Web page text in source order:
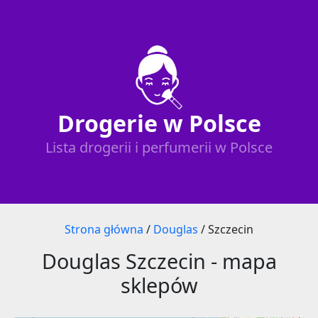
Drogerie w Polsce
Lista drogerii i perfumerii w Polsce
Strona główna / Douglas /Szczecin
Douglas Szczecin - mapa
sklepów